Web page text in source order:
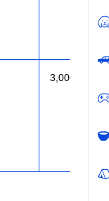
3,000 ANSI lm